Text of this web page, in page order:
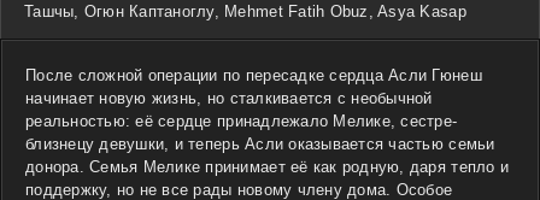
Ташчы, Огюн Каптаноглу, Mehmet Fatih Obuz, Asya Kasap
После сложной операции по пересадке сердца Асли Гюнеш
начинает новую жизнь, но сталкивается с необычной
реальностью: её сердце принадлежало Мелике, сестре-
близнецу девушки, и теперь Асли оказывается частью семьи
донора. Семья Мелике принимает её как родную, даря тепло и
поддержку, но не все рады новому члену дома. Особое